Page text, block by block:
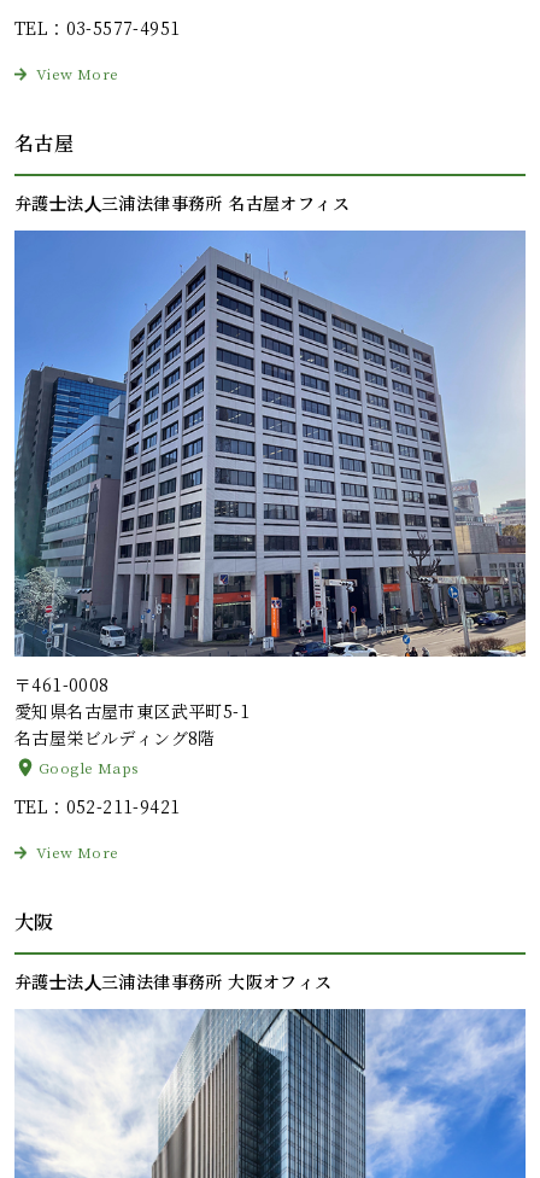
TEL ：03-5577-4951
View More
名古屋
弁護⼠法⼈三浦法律事務所 名古屋オフィス
〒461-0008
愛知県名古屋市東区武平町5-1
名古屋栄ビルディング8階
Google Maps
TEL ：052-211-9421
View More
大阪
弁護⼠法⼈三浦法律事務所 大阪オフィス